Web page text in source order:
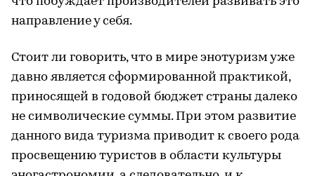
направление у себя.
Стоит ли говорить, что в мире энотуризм уже
давно является сформированной практикой,
приносящей в годовой бюджет страны далеко
не символические суммы. При этом развитие
данного вида туризма приводит к своего рода
просвещению туристов в области культуры